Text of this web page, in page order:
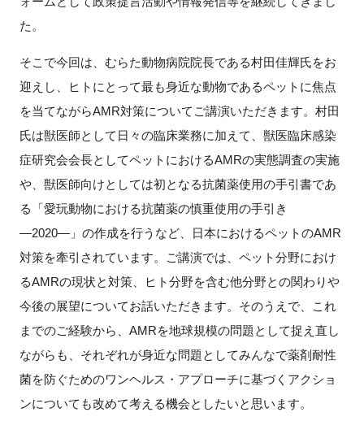
た。
そこで今回は、むらた動物病院院長である村田佳輝氏をお
迎えし、ヒトにとって最も身近な動物であるペットに焦点
を当てながらAMR対策についてご講演いただきます。村田
氏は獣医師として日々の臨床業務に加えて、獣医臨床感染
症研究会会長としてペットにおけるAMRの実態調査の実施
や、獣医師向けとしては初となる抗菌薬使用の手引書であ
る「愛玩動物における抗菌薬の慎重使用の手引き
―2020―」の作成を行うなど、日本におけるペットのAMR
対策を牽引されています。ご講演では、ペット分野におけ
るAMRの現状と対策、ヒト分野を含む他分野との関わりや
今後の展望についてお話いただきます。そのうえで、これ
までのご経験から、AMRを地球規模の問題として捉え直し
ながらも、それぞれが身近な問題としてみんなで薬剤耐性
菌を防ぐためのワンヘルス・アプローチに基づくアクショ
ンについても改めて考える機会としたいと思います。